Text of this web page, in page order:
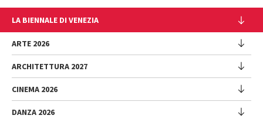
LA BIENNALE DI VENEZIA
L'Istituzione
Cariche istituzionali
Storia
Luoghi
Sponsorship
ARTE 2026
Esposizione
Intervento di Pietrangelo Buttafuoco
Intervento di Koyo Kouoh / La squadra di Koyo Kouoh
ARCHITETTURA 2027
Mostra
CINEMA 2026
Mostra
DANZA 2026